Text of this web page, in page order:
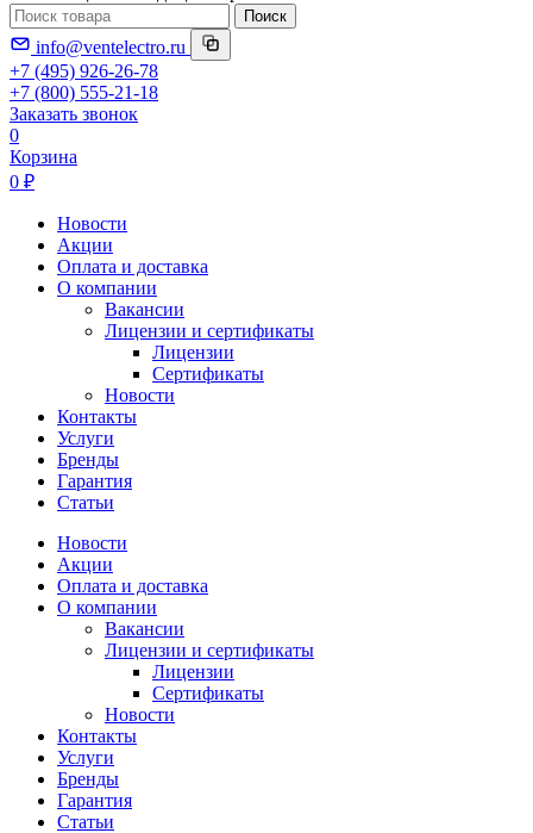
Поиск
info@ventelectro.ru
+7 (495) 926-26-78
+7 (800) 555-21-18
Заказать звонок
0
Корзина
0 ₽
Новости
Акции
Оплата и доставка
О компании
Вакансии
Лицензии и сертификаты
Лицензии
Сертификаты
Новости
Контакты
Услуги
Бренды
Гарантия
Статьи
Новости
Акции
Оплата и доставка
О компании
Вакансии
Лицензии и сертификаты
Лицензии
Сертификаты
Новости
Контакты
Услуги
Бренды
Гарантия
Статьи